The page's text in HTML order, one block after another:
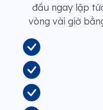
đầu ngay lập
vòng vài giờ